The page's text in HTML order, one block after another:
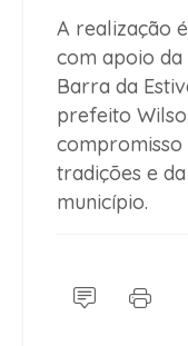
A realização
com apoio
Barra da
prefeito
compromisso
tradições e
município.